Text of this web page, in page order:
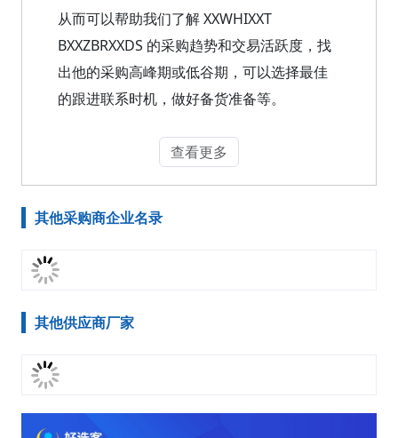
从而可以帮助我们了解 XXWHIXXT
BXXZBRXXDS 的采购趋势和交易活跃度，找
出他的采购高峰期或低谷期，可以选择最佳
的跟进联系时机，做好备货准备等。
查看更多
其他采购商企业名录
其他供应商厂家